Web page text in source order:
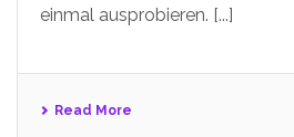
einmal ausprobieren. [...]
Read More